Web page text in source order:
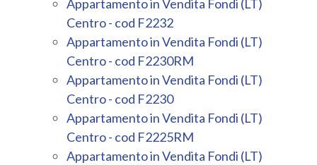
Appartamento in Vendita Fondi (LT)
Centro - cod F2232
Appartamento in Vendita Fondi (LT)
Centro - cod F2230RM
Appartamento in Vendita Fondi (LT)
Centro - cod F2230
Appartamento in Vendita Fondi (LT)
Centro - cod F2225RM
Appartamento in Vendita Fondi (LT)
Totale